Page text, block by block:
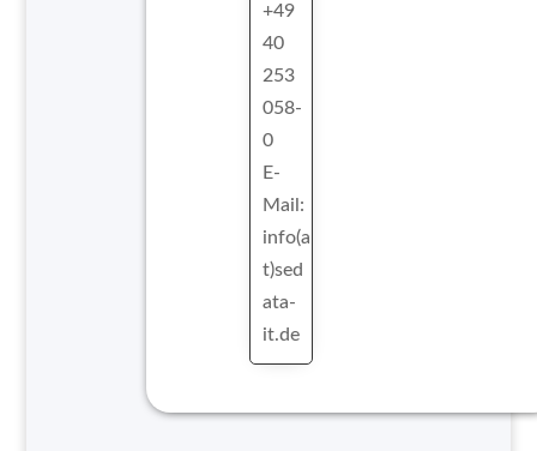
+49
40
253
058-
0
E-
Mail:
info(a
t)sed
ata-
it.de